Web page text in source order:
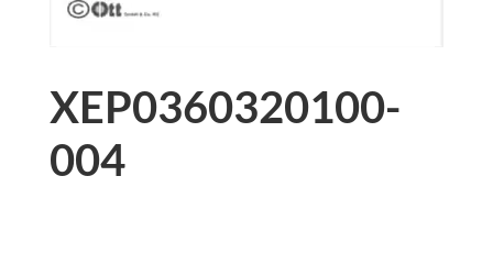
XEP0360320100-
004